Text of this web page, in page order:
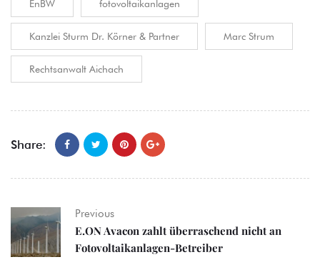
EnBW fotovoltaikanlagen
Kanzlei Sturm Dr. Körner & Partner Marc Strum
Rechtsanwalt Aichach
Share:
Previous
E.ON Avacon zahlt überraschend nicht an
Fotovoltaikanlagen-Betreiber